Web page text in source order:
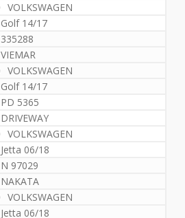
VOLKSWAGEN
Golf 14/17
335288
VIEMAR
VOLKSWAGEN
Golf 14/17
PD 5365
DRIVEWAY
VOLKSWAGEN
Jetta 06/18
N 97029
NAKATA
VOLKSWAGEN
Jetta 06/18